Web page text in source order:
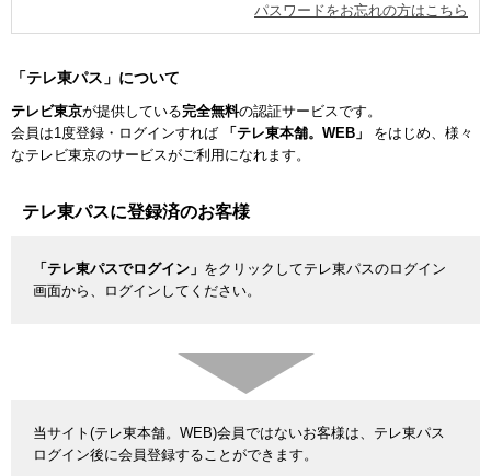
パスワードをお忘れの方はこちら
「テレ東パス」について
テレビ東京が提供している完全無料の認証サービスです。
会員は1度登録・ログインすれば
「テレ東本舗。WEB」 をはじめ、様々
なテレビ東京のサービスがご利用になれます。
テレ東パスに登録済のお客様
「テレ東パスでログイン」 をクリックしてテレ東パスのログイン
画面から、ログインしてください。
当サイト(テレ東本舗。WEB)会員ではないお客様は、テレ東パス
ログイン後に会員登録することができます。